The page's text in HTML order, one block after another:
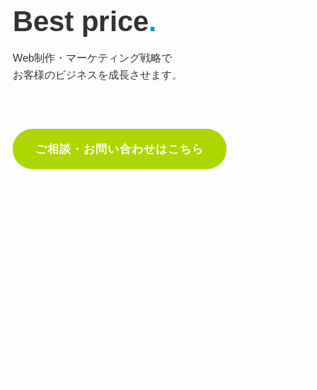
Best price.
Web制作・マーケティング戦略で
お客様のビジネスを成長させます。
ご相談・お問い合わせはこちら